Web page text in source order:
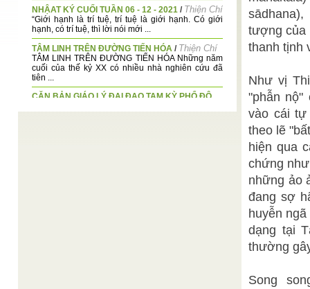
NHẬAT KÝ CUỐI TUẦN 06 - 12 - 2021 / Thiện Chí
“Giới hạnh là trí tuệ, trí tuệ là giới hạnh. Có giới
hạnh, có trí tuệ, thì lời nói mới ...
TÂM LINH TRÊN ĐƯỜNG TIẾN HÓA / Thiện Chí
TÂM LINH TRÊN ĐƯỜNG TIẾN HÓA Những năm
cuối của thế kỷ XX có nhiều nhà nghiên cứu đã
tiên ...
CĂN BẢN GIÁO LÝ ĐẠI ĐẠO TAM KỲ PHỔ ĐỘ
tượng của
thanh tịnh
Như vị
"phẫn nộ"
vào cái tự
theo lẽ
hiện qua
chứng
những ảo
đang sợ
huyễn
dạng tại
thường
Song